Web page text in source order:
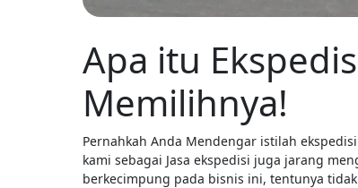
Apa itu
Memilihnya!
Pernahkah Anda Mendengar istilah
kami sebagai Jasa ekspedisi juga jarang
berkecimpung pada bisnis ini, tentunya